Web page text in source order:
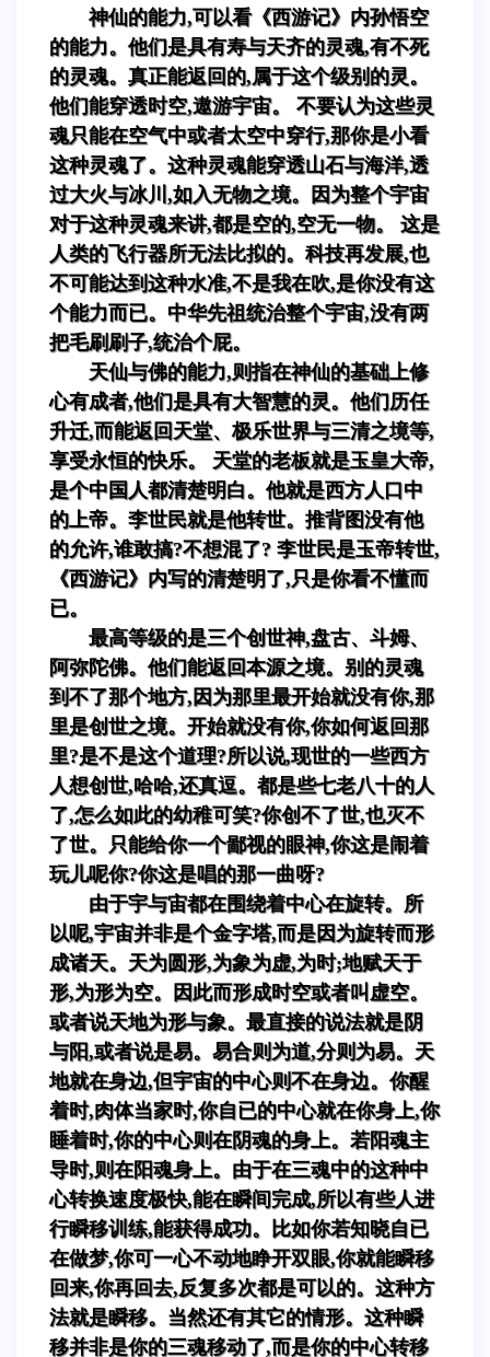
神仙的能力,可以看《西游记》内孙悟空
的能力。他们是具有寿与天齐的灵魂,有不死
的灵魂。真正能返回的,属于这个级别的灵。
他们能穿透时空,遨游宇宙。 不要认为这些灵
魂只能在空气中或者太空中穿行,那你是小看
这种灵魂了。这种灵魂能穿透山石与海洋,透
过大火与冰川,如入无物之境。因为整个宇宙
对于这种灵魂来讲,都是空的,空无一物。 这是
人类的飞行器所无法比拟的。科技再发展,也
不可能达到这种水准,不是我在吹,是你没有这
个能力而已。中华先祖统治整个宇宙,没有两
把毛刷刷子,统治个屁。
天仙与佛的能力,则指在神仙的基础上修
心有成者,他们是具有大智慧的灵。他们历任
升迁,而能返回天堂、极乐世界与三清之境等,
享受永恒的快乐。 天堂的老板就是玉皇大帝,
是个中国人都清楚明白。他就是西方人口中
的上帝。李世民就是他转世。推背图没有他
的允许,谁敢搞?不想混了? 李世民是玉帝转世,
《西游记》内写的清楚明了,只是你看不懂而
已。
最高等级的是三个创世神,盘古、斗姆、
阿弥陀佛。他们能返回本源之境。别的灵魂
到不了那个地方,因为那里最开始就没有你,那
里是创世之境。开始就没有你,你如何返回那
里?是不是这个道理?所以说,现世的一些西方
人想创世,哈哈,还真逗。都是些七老八十的人
了,怎么如此的幼稚可笑?你创不了世,也灭不
了世。只能给你一个鄙视的眼神,你这是闹着
玩儿呢你?你这是唱的那一曲呀?
由于宇与宙都在围绕着中心在旋转。所
以呢,宇宙并非是个金字塔,而是因为旋转而形
成诸天。天为圆形,为象为虚,为时;地赋天于
形,为形为空。因此而形成时空或者叫虚空。
或者说天地为形与象。最直接的说法就是阴
与阳,或者说是易。易合则为道,分则为易。天
地就在身边,但宇宙的中心则不在身边。你醒
着时,肉体当家时,你自已的中心就在你身上,你
睡着时,你的中心则在阴魂的身上。若阳魂主
导时,则在阳魂身上。由于在三魂中的这种中
心转换速度极快,能在瞬间完成,所以有些人进
行瞬移训练,能获得成功。比如你若知晓自已
在做梦,你可一心不动地睁开双眼,你就能瞬移
回来,你再回去,反复多次都是可以的。这种方
法就是瞬移。当然还有其它的情形。这种瞬
移并非是你的三魂移动了,而是你的中心转移